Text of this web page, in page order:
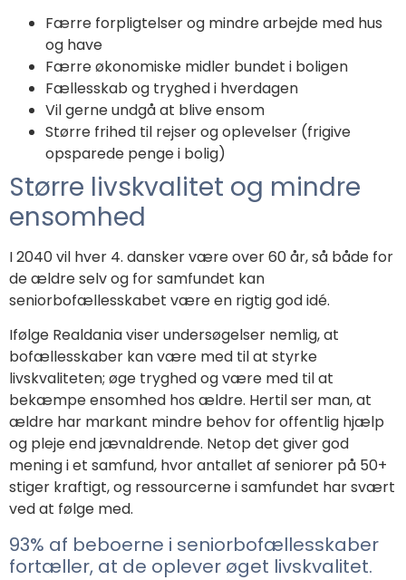
Færre forpligtelser og mindre arbejde med hus
og have
Færre økonomiske midler bundet i boligen
Fællesskab og tryghed i hverdagen
Vil gerne undgå at blive ensom
Større frihed til rejser og oplevelser (frigive
opsparede penge i bolig)
Større livskvalitet og mindre
ensomhed
I 2040 vil hver 4. dansker være over 60 år, så både for
de ældre selv og for samfundet kan
seniorbofællesskabet være en rigtig god idé.
Ifølge Realdania viser undersøgelser nemlig, at
bofællesskaber kan være med til at styrke
livskvaliteten; øge tryghed og være med til at
bekæmpe ensomhed hos ældre. Hertil ser man, at
ældre har markant mindre behov for offentlig hjælp
og pleje end jævnaldrende. Netop det giver god
mening i et samfund, hvor antallet af seniorer på 50+
stiger kraftigt, og ressourcerne i samfundet har svært
ved at følge med.
93% af beboerne i seniorbofællesskaber
fortæller, at de oplever øget livskvalitet.